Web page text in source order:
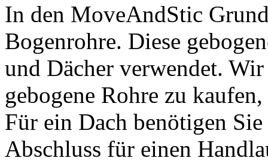
In den MoveAndStic
Bogenrohre. Diese
und Dächer verwendet.
gebogene Rohre zu
Für ein Dach benötigen
Abschluss für einen